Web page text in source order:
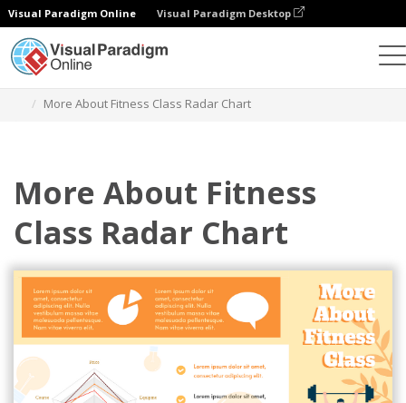
Visual Paradigm Online Visual Paradigm Desktop
More About Fitness Class Radar Chart
More About Fitness
Class Radar Chart